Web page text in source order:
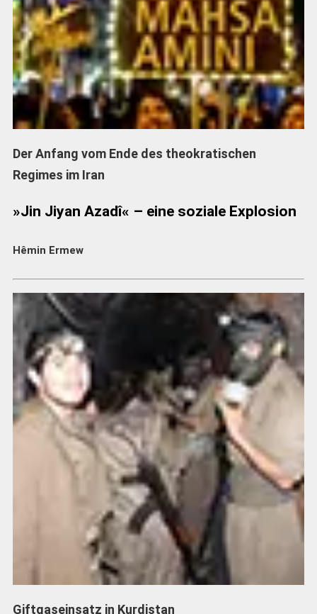
Der Anfang vom Ende des theokratischen
Regimes im Iran
»Jin Jiyan Azadî« – eine soziale Explosion
Hêmin Ermew
Giftgaseinsatz in Kurdistan